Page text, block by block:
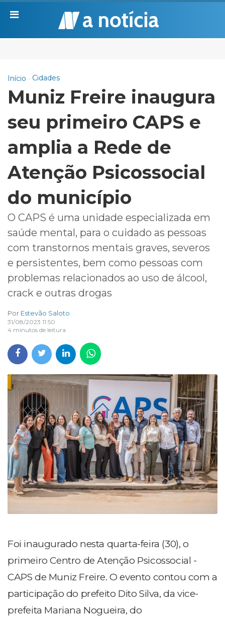
Início Cidades
Muniz Freire inaugura
seu primeiro CAPS e
amplia a Rede de
Atenção Psicossocial
do município
O CAPS é uma unidade especializada em
saúde mental, para o cuidado as pessoas
com transtornos mentais graves, severos
e persistentes, bem como pessoas com
problemas relacionados ao uso de álcool,
crack e outras drogas
Por Estevão Saloto
31/08/2023 11:50
4 minutos de leitura
Foi inaugurado nesta quarta-feira (30), o
primeiro Centro de Atenção Psicossocial -
CAPS de Muniz Freire. O evento contou com a
participação do prefeito Dito Silva, da vice-
prefeita Mariana Nogueira, do